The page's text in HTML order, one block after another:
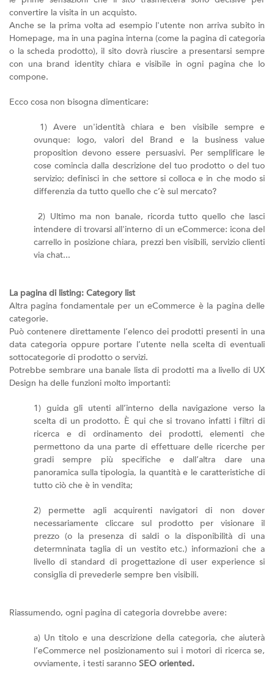
convertire la visita in un acquisto.
Anche se la prima volta ad esempio l'utente non arriva subito in
Homepage, ma in una pagina interna (come la pagina di categoria
o la scheda prodotto), il sito dovrà riuscire a presentarsi sempre
con una brand identity chiara e visibile in ogni pagina che lo
compone.
Ecco cosa non bisogna dimenticare:
1) Avere un'identità chiara e ben visibile sempre e
ovunque: logo, valori del Brand e la business value
proposition devono essere persuasivi. Per semplificare le
cose comincia dalla descrizione del tuo prodotto o del tuo
servizio; definisci in che settore si colloca e in che modo si
differenzia da tutto quello che c’è sul mercato?
2) Ultimo ma non banale, ricorda tutto quello che lasci
intendere di trovarsi all'interno di un eCommerce: icona del
carrello in posizione chiara, prezzi ben visibili, servizio clienti
via chat...
La pagina di listing: Category list
Altra pagina fondamentale per un eCommerce è la pagina delle
categorie.
Può contenere direttamente l’elenco dei prodotti presenti in una
data categoria oppure portare l’utente nella scelta di eventuali
sottocategorie di prodotto o servizi.
Potrebbe sembrare una banale lista di prodotti ma a livello di UX
Design ha delle funzioni molto importanti:
1) guida gli utenti all’interno della navigazione verso la
scelta di un prodotto. È qui che si trovano infatti i filtri di
ricerca e di ordinamento dei prodotti, elementi che
permettono da una parte di effettuare delle ricerche per
gradi sempre più specifiche e dall’altra dare una
panoramica sulla tipologia, la quantità e le caratteristiche di
tutto ciò che è in vendita;
2) permette agli acquirenti navigatori di non dover
necessariamente cliccare sul prodotto per visionare il
prezzo (o la presenza di saldi o la disponibilità di una
determninata taglia di un vestito etc.) informazioni che a
livello di standard di progettazione di user experience si
consiglia di prevederle sempre ben visibili.
Riassumendo, ogni pagina di categoria dovrebbe avere:
a) Un titolo e una descrizione della categoria, che aiuterà
l’eCommerce nel posizionamento sui i motori di ricerca se,
ovviamente, i testi saranno SEO oriented.